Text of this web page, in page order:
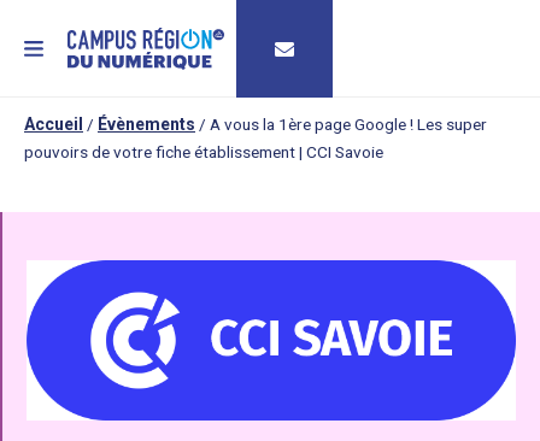
MENU
Accueil / Évènements / A vous la 1ère page Google ! Les super
pouvoirs de votre fiche établissement | CCI Savoie